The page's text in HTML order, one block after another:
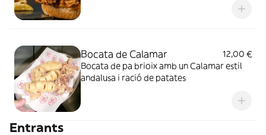
Bocata de Calamar
12,00 €
Bocata de pa brioix amb un Calamar estil
andalusa i ració de patates
Entrants